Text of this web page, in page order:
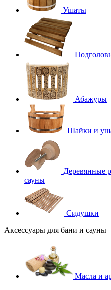
Ушаты
Абажуры
Шайки и
Деревянные
сауны
Сидушки
Аксессуары для бани и сауны
Масла и